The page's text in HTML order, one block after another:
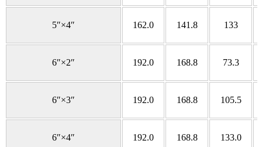
5″×4″ 162.0 141.8 133
6″×2″ 192.0 168.8 73.3
6″×3″ 192.0 168.8 105.5
6″×4″ 192.0 168.8 133.0